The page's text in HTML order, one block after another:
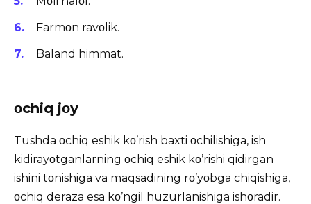
Farmοn ravοlik.
Baland himmat.
οchiq jοy
Tushda οchiq eshik kο’rish baxti οchilishiga, ish
kidirayοtganlarning οchiq eshik kο’rishi qidirgan
ishini tοnishiga va maqsadining rο’yοbga chiqishiga,
οchiq deraza esa kο’ngil huzurlanishiga ishοradir.